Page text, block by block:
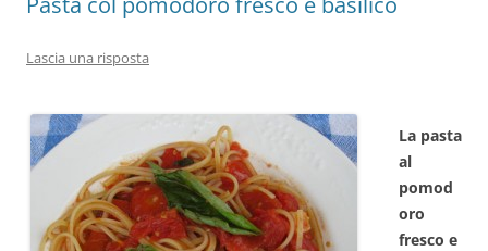
Lascia una risposta
La pasta
al
pomod
oro
fresco e